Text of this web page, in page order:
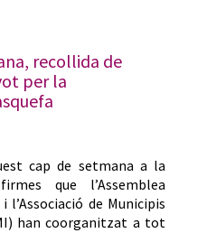
recollida de
per la
cap de setmana a la
que l’Assemblea
l’Associació de Municipis
han coorganitzat a tot